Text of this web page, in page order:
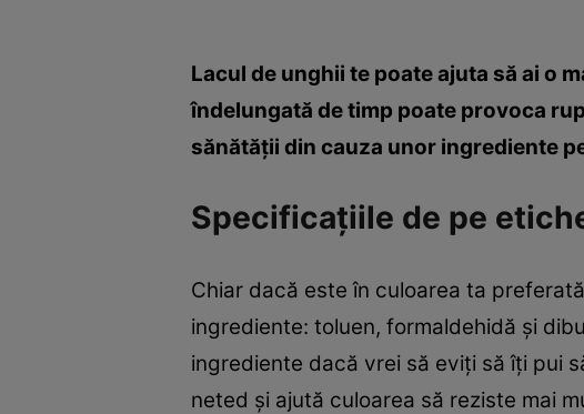
Lacul de unghii te poate ajuta să ai o
îndelungată de timp poate provoca
sănătăţii din cauza unor ingrediente
Specificaţiile de pe
Chiar dacă este în culoarea ta
ingrediente: toluen, formaldehidă şi
ingrediente dacă vrei să eviţi să îţi pui
neted şi ajută culoarea să reziste mai